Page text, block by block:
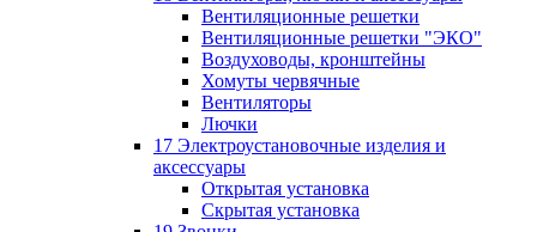
Вентиляционные решетки
Вентиляционные решетки "ЭКО"
Воздуховоды, кронштейны
Хомуты червячные
Вентиляторы
Лючки
17 Электроустановочные изделия и
аксессуары
Открытая установка
Скрытая установка